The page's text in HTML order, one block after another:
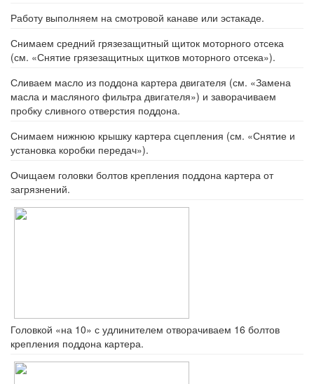
Работу выполняем на смотровой канаве или эстакаде.
Снимаем средний грязезащитный щиток моторного отсека
(см. «Снятие грязезащитных щитков моторного отсека»).
Сливаем масло из поддона картера двигателя (см. «Замена
масла и масляного фильтра двигателя») и заворачиваем
пробку сливного отверстия поддона.
Снимаем нижнюю крышку картера сцепления (см. «Снятие и
установка коробки передач»).
Очищаем головки болтов крепления поддона картера от
загрязнений.
Головкой «на 10» с удлинителем отворачиваем 16 болтов
крепления поддона картера.